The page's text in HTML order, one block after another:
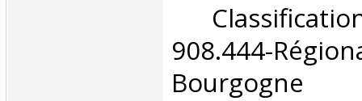
908.444-
Bourgogne‎